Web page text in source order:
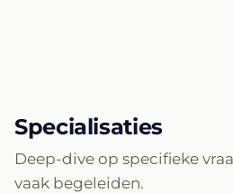
Specialisaties
Deep-dive op specifieke
vaak begeleiden.